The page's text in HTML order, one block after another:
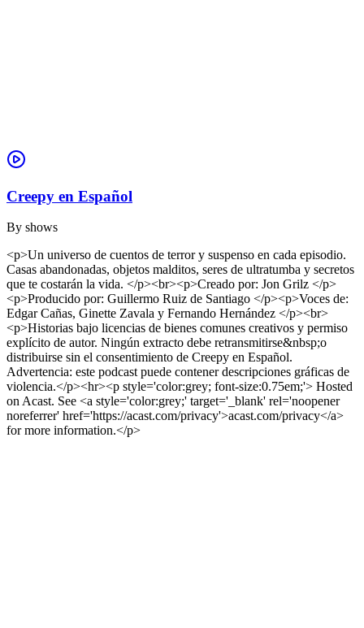
Creepy en Español
By shows
<p>Un universo de cuentos de terror y suspenso en cada episodio.
Casas abandonadas, objetos malditos, seres de ultratumba y secretos
que te costarán la vida. </p><br><p>Creado por: Jon Grilz </p>
<p>Producido por: Guillermo Ruiz de Santiago </p><p>Voces de:
Edgar Cañas, Ginette Zavala y Fernando Hernández </p><br>
<p>Historias bajo licencias de bienes comunes creativos y permiso
explícito de autor. Ningún extracto debe retransmitirse&nbsp;o
distribuirse sin el consentimiento de Creepy en Español.
Advertencia: este podcast puede contener descripciones gráficas de
violencia.</p><hr><p style='color:grey; font-size:0.75em;'> Hosted
on Acast. See <a style='color:grey;' target='_blank' rel='noopener
noreferrer' href='https://acast.com/privacy'>acast.com/privacy</a>
for more information.</p>